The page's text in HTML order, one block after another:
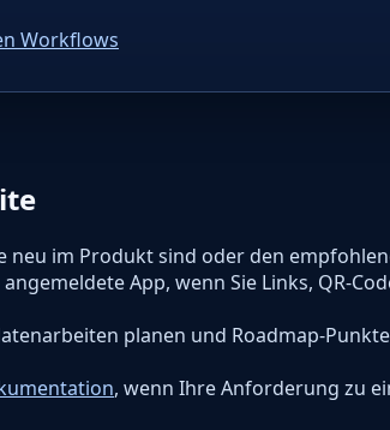
Workflows
neu im Produkt sind oder den
App, wenn Sie Links, QR-
planen und Roadmap-
, wenn Ihre Anforderung zu